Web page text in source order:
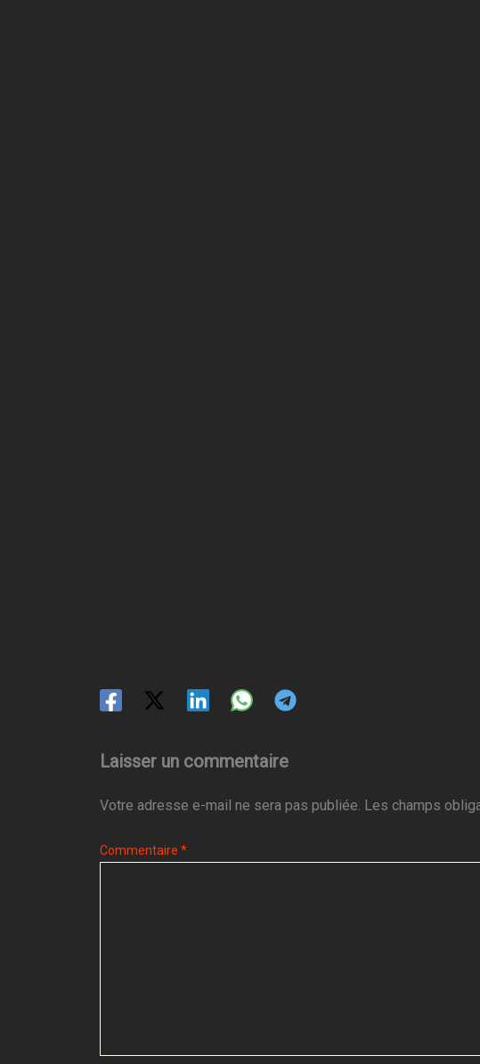
Laisser un commentaire
Votre adresse e-mail ne sera pas publiée. Les champs
Commentaire *